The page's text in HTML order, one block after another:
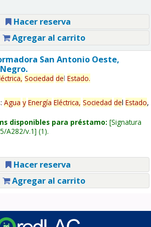
Hacer reserva
Agregar al carrito
San Antonio Oeste,
Sociedad del Estado.
Agua y Energía Eléctrica, Sociedad del Estado,
disponibles para préstamo: Signatura
A282/v.1 (1).
Hacer reserva
Agregar al carrito